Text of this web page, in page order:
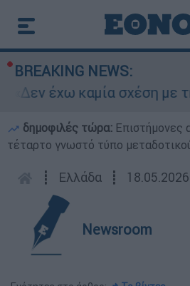
BREAKING NEWS:
έχω καμία σχέση με
δημοφιλές τώρα: Επιστήμονες
τέταρτο γνωστό τύπο
┋ Ελλάδα ┋
Newsroom